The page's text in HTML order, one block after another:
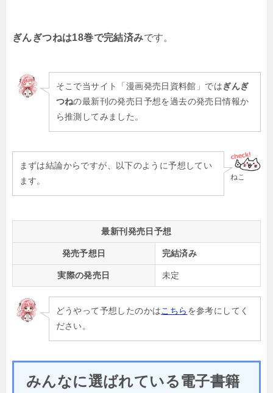
ぎんぎつねは18巻で完結済みです。
そこで当サイト「漫画発売日資料館」ではぎんぎ
つねの最新刊の発売日予想を過去の発売日情報か
ら推測してみました。
ねこ
まずは結論からですが、以下のように予想してい
ます。
最新刊発売日予想
発売予想日 完結済み
実際の発売日 未定
どうやって予想したのかはこちら を参考にしてく
ださい。
みんなに選ばれている電子書籍